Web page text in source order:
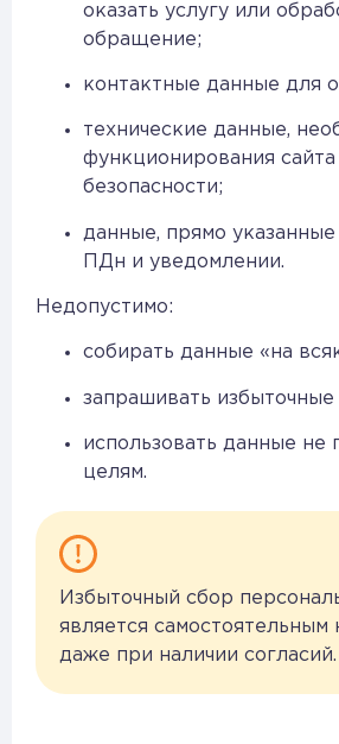
оказать услугу или
обращение;
контактные данные для
технические данные,
функционирования сайта
безопасности;
данные, прямо
ПДн и уведомлении.
Недопустимо:
собирать данные «на
запрашивать избыточные
использовать данные не
целям.
Избыточный сбор
является самостоятельным
даже при наличии согласий.